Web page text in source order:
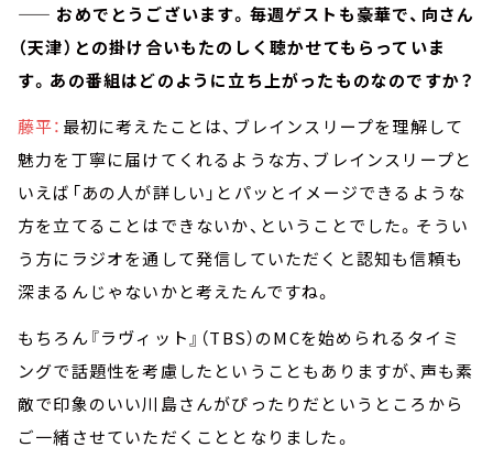
—— おめでとうございます。毎週ゲストも豪華で、向さん
（天津）との掛け合いもたのしく聴かせてもらっていま
す。あの番組はどのように立ち上がったものなのですか？
藤平： 最初に考えたことは、ブレインスリープを理解して
魅力を丁寧に届けてくれるような方、ブレインスリープと
いえば「あの人が詳しい」とパッとイメージできるような
方を立てることはできないか、ということでした。そうい
う方にラジオを通して発信していただくと認知も信頼も
深まるんじゃないかと考えたんですね。
もちろん『ラヴィット』（TBS）のMCを始められるタイミ
ングで話題性を考慮したということもありますが、声も素
敵で印象のいい川島さんがぴったりだというところから
ご一緒させていただくこととなりました。